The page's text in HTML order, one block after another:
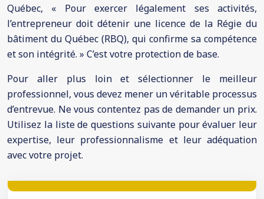
Québec, « Pour exercer légalement ses activités,
l’entrepreneur doit détenir une licence de la Régie du
bâtiment du Québec (RBQ), qui confirme sa compétence
et son intégrité. » C’est votre protection de base.
Pour aller plus loin et sélectionner le meilleur
professionnel, vous devez mener un véritable processus
d’entrevue. Ne vous contentez pas de demander un prix.
Utilisez la liste de questions suivante pour évaluer leur
expertise, leur professionnalisme et leur adéquation
avec votre projet.